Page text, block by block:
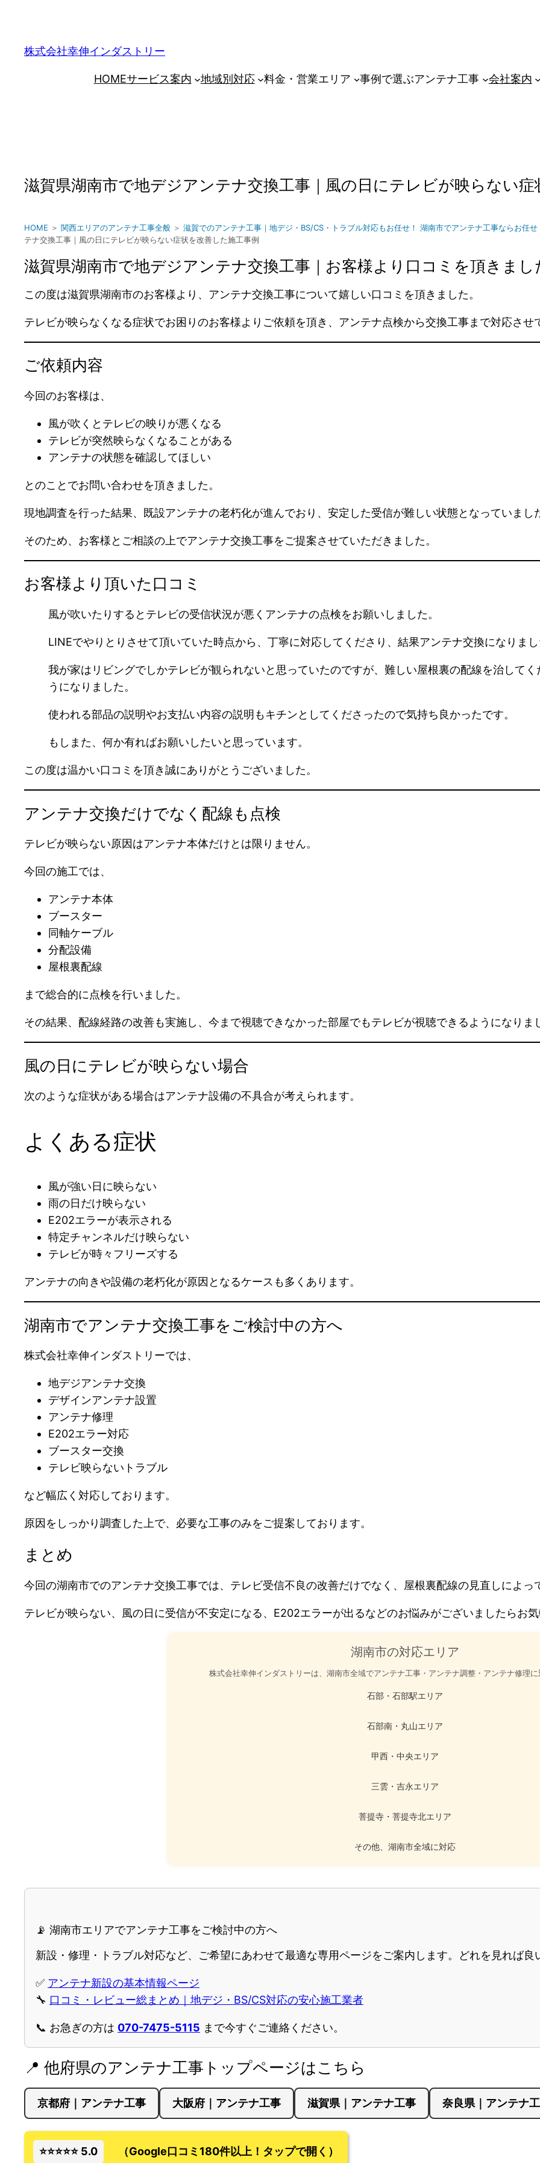
株式会社幸伸インダストリー
HOMEサービス案内 地域別対応 料金・営業エリア 事例で選ぶアンテナ工事 会社案内
滋賀県湖南市で地デジアンテナ交換工事｜風の日にテレビが映らない
HOME ＞ 関西エリアのアンテナ工事全般 ＞ 滋賀でのアンテナ工事｜地デジ・BS/CS・トラブル対応もお任せ！ 湖南市でアンテナ工事ならお任
テナ交換工事｜風の日にテレビが映らない症状を改善した施工事例
滋賀県湖南市で地デジアンテナ交換工事｜お客様より口コミを頂きまし
この度は滋賀県湖南市のお客様より、アンテナ交換工事について嬉しい口コミを頂きました。
テレビが映らなくなる症状でお困りのお客様よりご依頼を頂き、アンテナ点検から交換工事まで対応させ
ご依頼内容
今回のお客様は、
風が吹くとテレビの映りが悪くなる
テレビが突然映らなくなることがある
アンテナの状態を確認してほしい
とのことでお問い合わせを頂きました。
現地調査を行った結果、既設アンテナの老朽化が進んでおり、安定した受信が難しい状態となっていまし
そのため、お客様とご相談の上でアンテナ交換工事をご提案させていただきました。
お客様より頂いた口コミ
風が吹いたりするとテレビの受信状況が悪くアンテナの点検をお願いしました。
LINEでやりとりさせて頂いていた時点から、丁寧に対応してくださり、結果アンテナ交換になりま
我が家はリビングでしかテレビが観られないと思っていたのですが、難しい屋根裏の配線を治して
うになりました。
使われる部品の説明やお支払い内容の説明もキチンとしてくださったので気持ち良かったです。
もしまた、何か有ればお願いしたいと思っています。
この度は温かい口コミを頂き誠にありがとうございました。
アンテナ交換だけでなく配線も点検
テレビが映らない原因はアンテナ本体だけとは限りません。
今回の施工では、
アンテナ本体
ブースター
同軸ケーブル
分配設備
屋根裏配線
まで総合的に点検を行いました。
その結果、配線経路の改善も実施し、今まで視聴できなかった部屋でもテレビが視聴できるようになりま
風の日にテレビが映らない場合
次のような症状がある場合はアンテナ設備の不具合が考えられます。
よくある症状
風が強い日に映らない
雨の日だけ映らない
E202エラーが表示される
特定チャンネルだけ映らない
テレビが時々フリーズする
アンテナの向きや設備の老朽化が原因となるケースも多くあります。
湖南市でアンテナ交換工事をご検討中の方へ
株式会社幸伸インダストリーでは、
地デジアンテナ交換
デザインアンテナ設置
アンテナ修理
E202エラー対応
ブースター交換
テレビ映らないトラブル
など幅広く対応しております。
原因をしっかり調査した上で、必要な工事のみをご提案しております。
まとめ
今回の湖南市でのアンテナ交換工事では、テレビ受信不良の改善だけでなく、屋根裏配線の見直しによ
テレビが映らない、風の日に受信が不安定になる、E202エラーが出るなどのお悩みがございましたらお
湖南市の対応エリア
株式会社幸伸インダストリーは、湖南市全域でアンテナ工事・アンテナ調整・アンテナ修理
石部・石部駅エリア
石部南・丸山エリア
甲西・中央エリア
三雲・吉永エリア
菩提寺・菩提寺北エリア
その他、湖南市全域に対応
📡 湖南市エリアでアンテナ工事をご検討中の方へ
新設・修理・トラブル対応など、ご希望にあわせて最適な専用ページをご案内します。どれを見れば良
✅ アンテナ新設の基本情報ページ
🔧 口コミ・レビュー総まとめ｜地デジ・BS/CS対応の安心施工業者
📞 お急ぎの方は 070-7475-5115 まで今すぐご連絡ください。
📍 他府県のアンテナ工事トップページはこちら
京都府｜アンテナ工事 大阪府｜アンテナ工事 滋賀県｜アンテナ工事 奈良県｜アンテナ
⭐⭐⭐⭐⭐ 5.0 （Google口コミ180件以上！タップで開く）